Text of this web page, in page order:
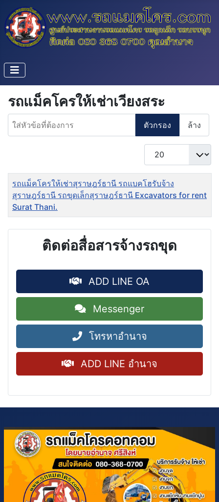
รถแม็คโครให้เช่าเวียงสระ
ใส่หัวข้อที่ต้องการ
ตัวกรอง ล้าง
แสดง #
ชื่อ
รถแม็คโครให้เช่าสุราษฎร์ธานี รถแบคโฮรับจ้าง
สุราษฎร์ธานี รถขุดเล็กสุราษฎร์ธานี Excavators for rent
Surat Thani.
ติดต่อสื่อสารจ้างรถขุด
ADD LINE OA
Messenger
โทรหาอำนาจ
ADD LINE อำนาจ